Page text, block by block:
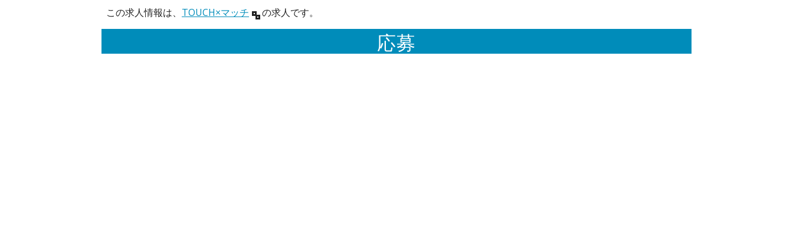
この求人情報は、 TOUCH×マッチ の求人です。
応募